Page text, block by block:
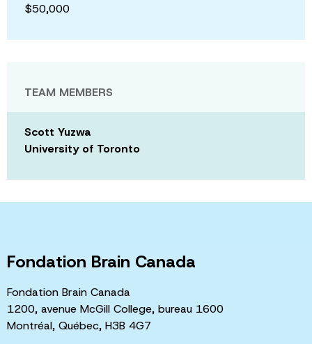
$50,000
TEAM MEMBERS
Scott Yuzwa
University of Toronto
Fondation Brain Canada
Fondation Brain Canada
1200, avenue McGill College, bureau 1600
Montréal, Québec, H3B 4G7